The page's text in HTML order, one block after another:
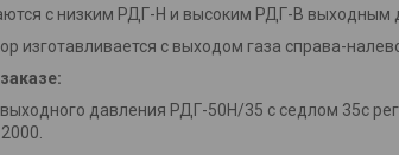
с низким РДГ-Н и высоким РДГ-В выходным
изготавливается с выходом газа справа-
выходного давления РДГ-50Н/35 с седлом 35с